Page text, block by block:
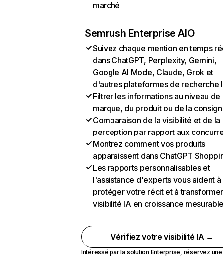
marché
Semrush Enterprise AIO
Suivez chaque mention en temps
dans ChatGPT, Perplexity, Gemini,
Google AI Mode, Claude, Grok et
d'autres plateformes de recherche
Filtrer les informations au niveau de
marque, du produit ou de la
Comparaison de la visibilité et de la
perception par rapport aux
Montrez comment vos produits
apparaissent dans ChatGPT
Les rapports personnalisables et
l'assistance d'experts vous aident à
protéger votre récit et à
visibilité IA en croissance
Vérifiez votre visibilité IA →
Intéressé par la solution Enterprise, réservez